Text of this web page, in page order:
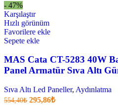
- 47%
Karşılaştır
Hızlı görünüm
Favorilere ekle
Sepete ekle
MAS Cata CT-5283 40W
Panel Armatür Sıva Altı
Sıva Altı Led Paneller, Aydınlatma
554,40₺ Orijinal
295,86₺Şu